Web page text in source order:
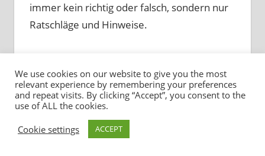
immer kein richtig oder falsch, sondern nur
Ratschläge und Hinweise.
We use cookies on our website to give you the most
relevant experience by remembering your preferences
and repeat visits. By clicking “Accept”, you consent to the
use of ALL the cookies.
Cookie settings
ACCEPT